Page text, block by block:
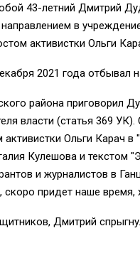
43-летний Дмитрий
в
активистки Ольги
2021 года отбывал
района приговорил
власти (статья 369
Ольги Карач
Кулешова и текстом
и журналистов в
скоро придет наше время,
Дмитрий